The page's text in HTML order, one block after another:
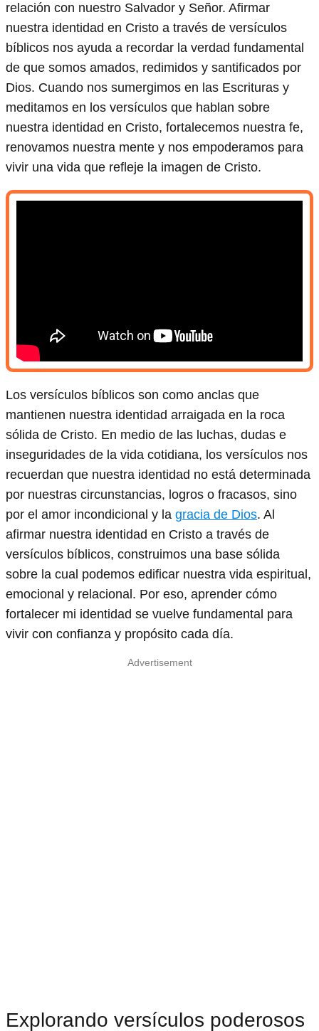
relación con nuestro Salvador y Señor. Afirmar
nuestra identidad en Cristo a través de versículos
bíblicos nos ayuda a recordar la verdad fundamental
de que somos amados, redimidos y santificados por
Dios. Cuando nos sumergimos en las Escrituras y
meditamos en los versículos que hablan sobre
nuestra identidad en Cristo, fortalecemos nuestra fe,
renovamos nuestra mente y nos empoderamos para
vivir una vida que refleje la imagen de Cristo.
Los versículos bíblicos son como anclas que
mantienen nuestra identidad arraigada en la roca
sólida de Cristo. En medio de las luchas, dudas e
inseguridades de la vida cotidiana, los versículos nos
recuerdan que nuestra identidad no está determinada
por nuestras circunstancias, logros o fracasos, sino
por el amor incondicional y la gracia de Dios. Al
afirmar nuestra identidad en Cristo a través de
versículos bíblicos, construimos una base sólida
sobre la cual podemos edificar nuestra vida espiritual,
emocional y relacional. Por eso, aprender cómo
fortalecer mi identidad se vuelve fundamental para
vivir con confianza y propósito cada día.
Advertisement
Explorando versículos poderosos